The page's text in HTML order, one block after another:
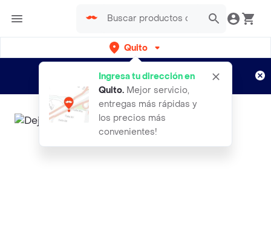
Quito
Ingresa tu dirección en
Quito. Mejor servicio,
entregas más rápidas y
los precios más
convenientes!
envíos gratis por semanas
Aplican TyC